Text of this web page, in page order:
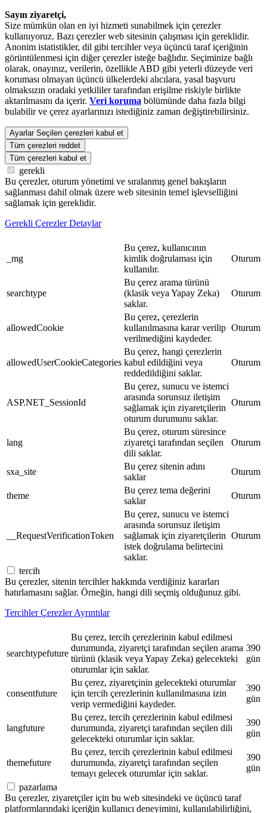
Sayın ziyaretçi,
Size mümkün olan en iyi hizmeti sunabilmek için çerezler
kullanıyoruz. Bazı çerezler web sitesinin çalışması için gereklidir.
Anonim istatistikler, dil gibi tercihler veya üçüncü taraf içeriğinin
görüntülenmesi için diğer çerezler isteğe bağlıdır. Seçiminize bağlı
olarak, onayınız, verilerin, özellikle ABD gibi yeterli düzeyde veri
koruması olmayan üçüncü ülkelerdeki alıcılara, yasal başvuru
olmaksızın oradaki yetkililer tarafından erişilme riskiyle birlikte
aktarılmasını da içerir. Veri koruma bölümünde daha fazla bilgi
bulabilir ve çerez ayarlarınızı istediğiniz zaman değiştirebilirsiniz.
Ayarlar Seçilen çerezleri kabul et
Tüm çerezleri reddet
Tüm çerezleri kabul et
gerekli
Bu çerezler, oturum yönetimi ve sıralanmış genel bakışların
sağlanması dahil olmak üzere web sitesinin temel işlevselliğini
sağlamak için gereklidir.
Gerekli Çerezler Detaylar
_mg
Bu çerez, kullanıcının
kimlik doğrulaması için
kullanılır.
Oturum
searchtype
Bu çerez arama türünü
(klasik veya Yapay Zeka)
saklar.
Oturum
allowedCookie
Bu çerez, çerezlerin
kullanılmasına karar verilip
verilmediğini kaydeder.
Oturum
allowedUserCookieCategories
Bu çerez, hangi çerezlerin
kabul edildiğini veya
reddedildiğini saklar.
Oturum
ASP.NET_SessionId
Bu çerez, sunucu ve istemci
arasında sorunsuz iletişim
sağlamak için ziyaretçilerin
oturum durumunu saklar.
Oturum
lang
Bu çerez, oturum süresince
ziyaretçi tarafından seçilen
dili saklar.
Oturum
sxa_site
Bu çerez sitenin adını
saklar
Oturum
theme
Bu çerez tema değerini
saklar
Oturum
__RequestVerificationToken
Bu çerez, sunucu ve istemci
arasında sorunsuz iletişim
sağlamak için ziyaretçilerin
istek doğrulama belirtecini
saklar.
Oturum
tercih
Bu çerezler, sitenin tercihler hakkında verdiğiniz kararları
hatırlamasını sağlar. Örneğin, hangi dili seçmiş olduğunuz gibi.
Tercihler Çerezler Ayrıntılar
searchtypefuture
Bu çerez, tercih çerezlerinin kabul edilmesi
durumunda, ziyaretçi tarafından seçilen arama
türünü (klasik veya Yapay Zeka) gelecekteki
oturumlar için saklar.
390
gün
consentfuture
Bu çerez, ziyaretçinin gelecekteki oturumlar
için tercih çerezlerinin kullanılmasına izin
verip vermediğini kaydeder.
390
gün
langfuture
Bu çerez, tercih çerezlerinin kabul edilmesi
durumunda, ziyaretçi tarafından seçilen dili
gelecekteki oturumlar için saklar.
390
gün
themefuture
Bu çerez, tercih çerezlerinin kabul edilmesi
durumunda, ziyaretçi tarafından seçilen
temayı gelecek oturumlar için saklar.
390
gün
pazarlama
Bu çerezler, ziyaretçiler için bu web sitesindeki ve üçüncü taraf
platformlarındaki içeriğin kullanıcı deneyimini, kullanılabilirliğini,